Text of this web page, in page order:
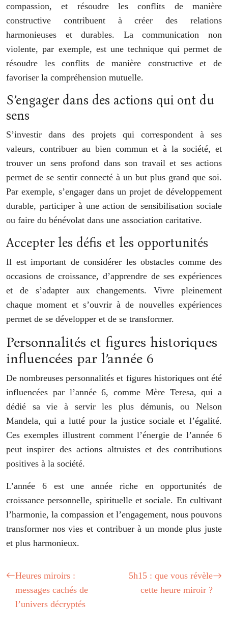
compassion, et résoudre les conflits de manière
constructive contribuent à créer des relations
harmonieuses et durables. La communication non
violente, par exemple, est une technique qui permet de
résoudre les conflits de manière constructive et de
favoriser la compréhension mutuelle.
S’engager dans des actions qui ont du
sens
S’investir dans des projets qui correspondent à ses
valeurs, contribuer au bien commun et à la société, et
trouver un sens profond dans son travail et ses actions
permet de se sentir connecté à un but plus grand que soi.
Par exemple, s’engager dans un projet de développement
durable, participer à une action de sensibilisation sociale
ou faire du bénévolat dans une association caritative.
Accepter les défis et les opportunités
Il est important de considérer les obstacles comme des
occasions de croissance, d’apprendre de ses expériences
et de s’adapter aux changements. Vivre pleinement
chaque moment et s’ouvrir à de nouvelles expériences
permet de se développer et de se transformer.
Personnalités et figures historiques
influencées par l’année 6
De nombreuses personnalités et figures historiques ont été
influencées par l’année 6, comme Mère Teresa, qui a
dédié sa vie à servir les plus démunis, ou Nelson
Mandela, qui a lutté pour la justice sociale et l’égalité.
Ces exemples illustrent comment l’énergie de l’année 6
peut inspirer des actions altruistes et des contributions
positives à la société.
L’année 6 est une année riche en opportunités de
croissance personnelle, spirituelle et sociale. En cultivant
l’harmonie, la compassion et l’engagement, nous pouvons
transformer nos vies et contribuer à un monde plus juste
et plus harmonieux.
Heures miroirs :
messages cachés de
l’univers décryptés
5h15 : que vous révèle
cette heure miroir ?